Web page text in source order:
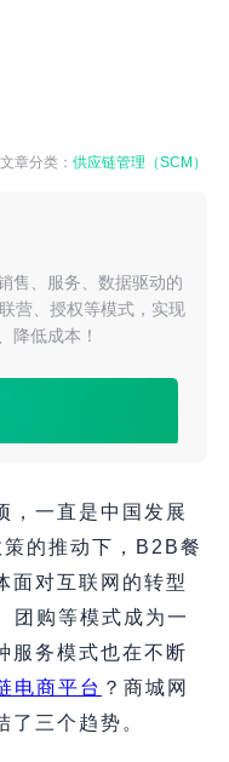
文章分类：供应链管理（SCM）
售、服务、数据驱动的
营、授权等模式，实现
降低成本！
，一直是中国发展
的推动下，B2B餐
面对互联网的转型
团购等模式成为一
服务模式也在不断
电商平台 ？商城网
三个趋势。